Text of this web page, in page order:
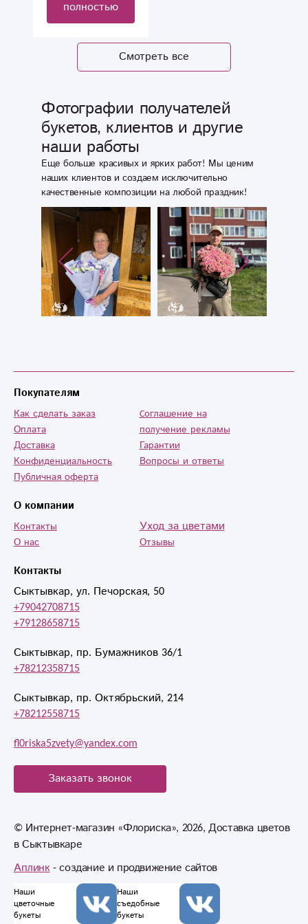
красиво! Спасибо
за Ваш труд!
Буду ещё к вам
С уважением,
Л.Жоли
качественно.
Заказывала из
Севастополя .
полностью
Смотреть все
Фотографии получателей
букетов, клиентов и другие
наши работы
Еще больше красивых и ярких работ! Мы ценим
наших клиентов и создаем исключительно
качественные композиции на любой праздник!
Контакты
Сыктывкар, ул. Печорская, 50
+79042708715
+79128658715
Сыктывкар, пр. Бумажников 36/1
+78212358715
Сыктывкар, пр. Октябрьский, 214
+78212558715
fl0riska5zvety@yandex.com
Заказать звонок
Покупателям
Как сделать заказ
Оплата
Доставка
Конфиденциальность
Публичная оферта
Cоглашение на
получение рекламы
Гарантии
Вопросы и ответы
О компании
Контакты
О нас
Уход за цветами
Отзывы
© Интернет-магазин «Флориска», 2026, Доставка цветов
в Сыктывкаре
Аплинк- создание и продвижение сайтов
Наши
цветочные
букеты
Наши
съедобные
букеты